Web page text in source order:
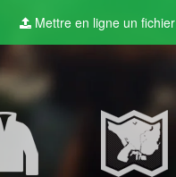
Mettre en ligne un fichier